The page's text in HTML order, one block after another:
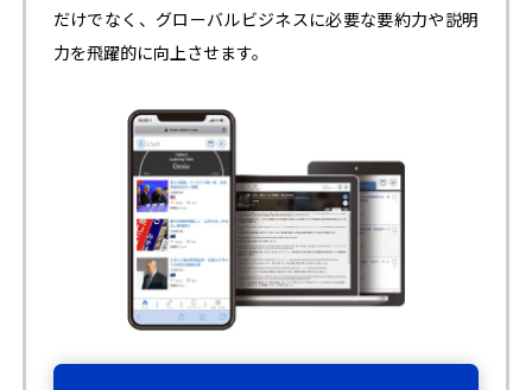
だけでなく、グローバルビジネスに必要な要約力や説明
力を飛躍的に向上させます。